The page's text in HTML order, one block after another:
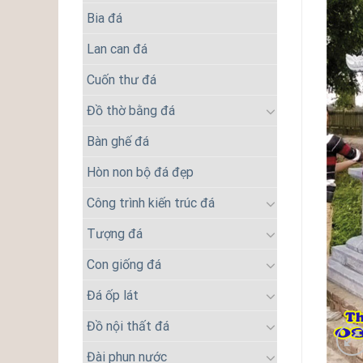
Bia đá
Lan can đá
Cuốn thư đá
Đồ thờ bằng đá
Bàn ghế đá
Hòn non bộ đá đẹp
Công trình kiến trúc đá
Tượng đá
Con giống đá
Đá ốp lát
Đồ nội thất đá
Đài phun nước